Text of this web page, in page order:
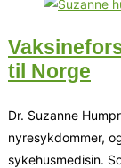
til Norge
Dr. Suzanne
nyresykdommer,
sykehusmedisin.